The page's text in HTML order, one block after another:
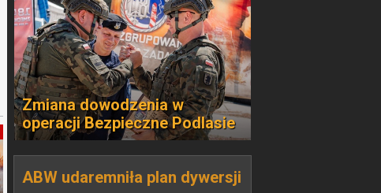
Zmiana dowodzenia w
operacji Bezpieczne Podlasie
ABW udaremniła plan dywersji